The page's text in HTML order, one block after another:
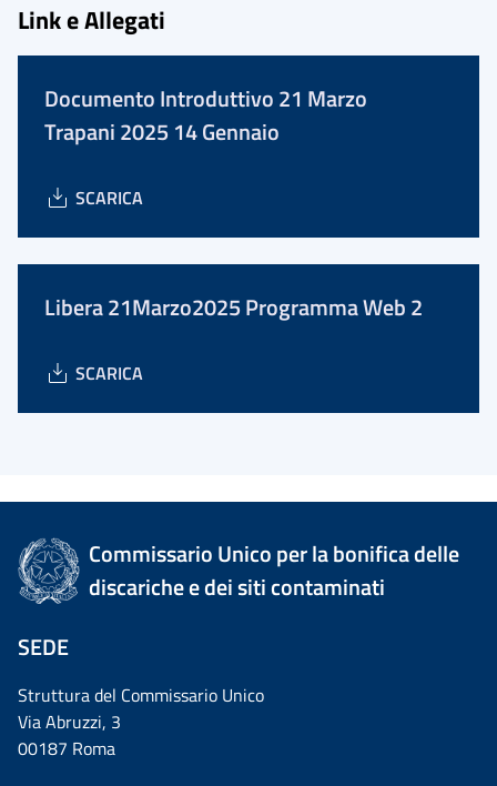
Link e Allegati
Documento Introduttivo 21 Marzo
Trapani 2025 14 Gennaio
SCARICA
Libera 21Marzo2025 Programma Web 2
SCARICA
Commissario Unico per la bonifica delle
discariche e dei siti contaminati
SEDE
Struttura del Commissario Unico
Via Abruzzi, 3
00187 Roma